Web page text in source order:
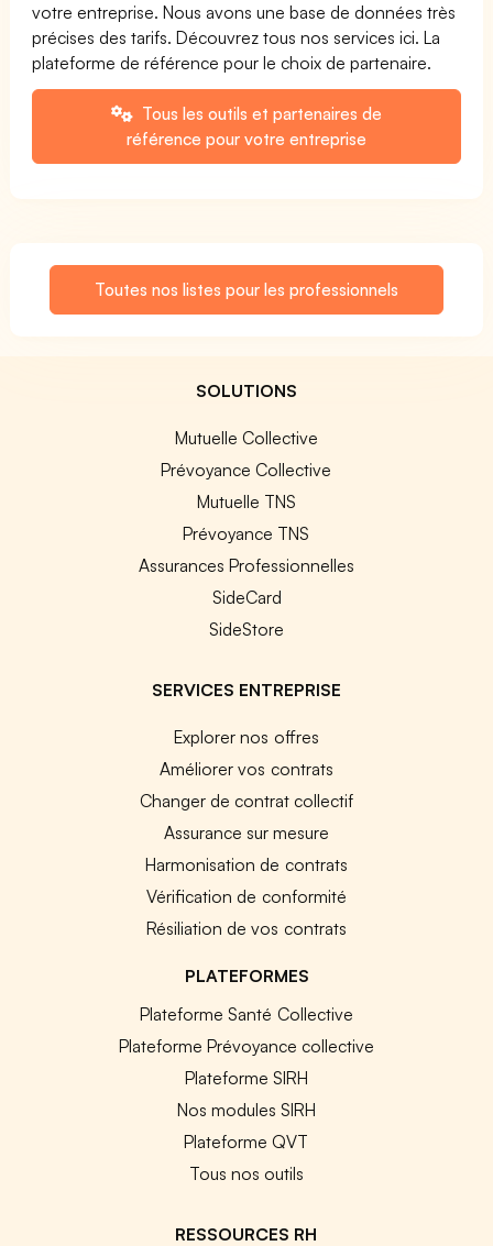
votre entreprise. Nous avons une base de données très
précises des tarifs. Découvrez tous nos services ici. La
plateforme de référence pour le choix de partenaire.
Tous les outils et partenaires de
référence pour votre entreprise
Toutes nos listes pour les professionnels
SOLUTIONS
Mutuelle Collective
Prévoyance Collective
Mutuelle TNS
Prévoyance TNS
Assurances Professionnelles
SideCard
SideStore
SERVICES ENTREPRISE
Explorer nos offres
Améliorer vos contrats
Changer de contrat collectif
Assurance sur mesure
Harmonisation de contrats
Vérification de conformité
Résiliation de vos contrats
PLATEFORMES
Plateforme Santé Collective
Plateforme Prévoyance collective
Plateforme SIRH
Nos modules SIRH
Plateforme QVT
Tous nos outils
RESSOURCES RH